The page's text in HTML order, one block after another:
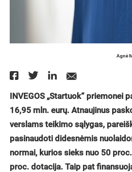
Agnė
INVEGOS „Startuok“ priemonei
16,95 mln. eurų. Atnaujinus
verslams teikimo sąlygas,
pasinaudoti didesnėmis
normai, kurios sieks nuo 50
proc. dotacija. Taip pat